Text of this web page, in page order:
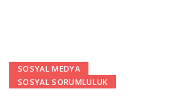
SOSYAL MEDYA
SOSYAL SORUMLULUK